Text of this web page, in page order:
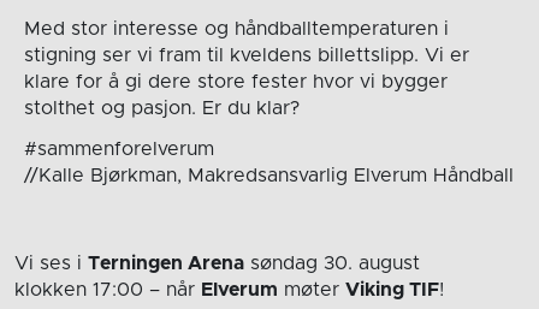
Med stor interesse og håndballtemperaturen i
stigning ser vi fram til kveldens billettslipp. Vi er
klare for å gi dere store fester hvor vi bygger
stolthet og pasjon. Er du klar?
#sammenforelverum
//Kalle Bjørkman, Makredsansvarlig Elverum Håndball
Vi ses i Terningen Arena søndag 30. august
klokken 17:00 – når Elverum møter Viking TIF!